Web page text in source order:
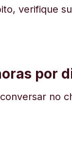
verifique
por
no